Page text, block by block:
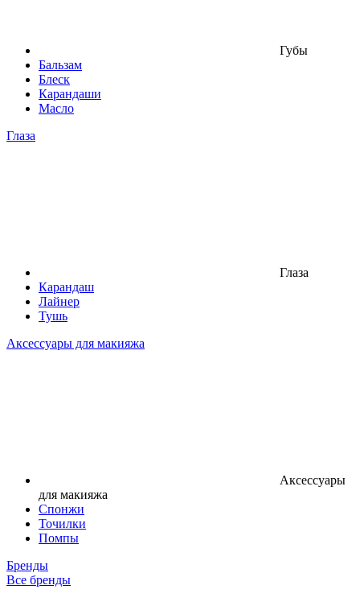
Губы
Бальзам
Блеск
Карандаши
Масло
Глаза
Глаза
Карандаш
Лайнер
Тушь
Аксессуары для макияжа
Аксессуары
для макияжа
Спонжи
Точилки
Помпы
Бренды
Все бренды